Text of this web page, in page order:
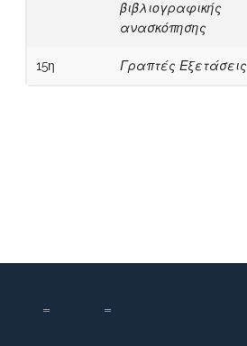
βιβλιογραφικής
ανασκόπησης
15η Γραπτές Εξετάσεις